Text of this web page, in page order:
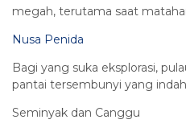
megah, terutama saat
Nusa Penida
Bagi yang suka eksplorasi,
pantai tersembunyi yang
Seminyak dan Canggu